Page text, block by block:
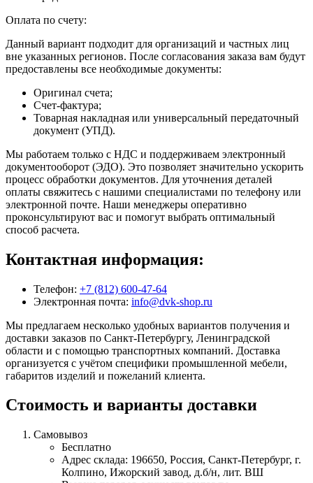
Оплата по счету:
Данный вариант подходит для организаций и частных лиц
вне указанных регионов. После согласования заказа вам будут
предоставлены все необходимые документы:
Оригинал счета;
Счет-фактура;
Товарная накладная или универсальный передаточный
документ (УПД).
Мы работаем только с НДС и поддерживаем электронный
документооборот (ЭДО). Это позволяет значительно ускорить
процесс обработки документов. Для уточнения деталей
оплаты свяжитесь с нашими специалистами по телефону или
электронной почте. Наши менеджеры оперативно
проконсультируют вас и помогут выбрать оптимальный
способ расчета.
Контактная информация:
Телефон: +7 (812) 600-47-64
Электронная почта: info@dvk-shop.ru
Мы предлагаем несколько удобных вариантов получения и
доставки заказов по Санкт-Петербургу, Ленинградской
области и с помощью транспортных компаний. Доставка
организуется с учётом специфики промышленной мебели,
габаритов изделий и пожеланий клиента.
Стоимость и варианты доставки
Самовывоз
Бесплатно
Адрес склада: 196650, Россия, Санкт-Петербург, г.
Колпино, Ижорский завод, д.б/н, лит. ВШ